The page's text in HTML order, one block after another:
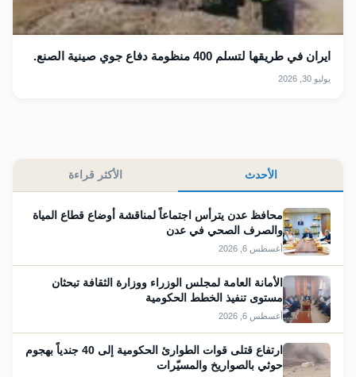
ايران في طريقها لتسلم 400 منظومة دفاع جوي صينية الصنع.
يوليو 30, 2026
الأحدث الأكثر قراءة
محافظ عدن يترأس اجتماعاً لمناقشة أوضاع قطاع المياة
والصرف الصحي في عدن
أغسطس 6, 2026
الأمانة العامة لمجلس الوزراء ووزارة الثقافة تبحثان
مستوى تنفيذ الخطط الحكومية
أغسطس 6, 2026
ارتفاع قتلى قوات الطوارئ الحكومية إلى 40 جندياً بهجوم
حوثي بالصواريخ والمسيّرات